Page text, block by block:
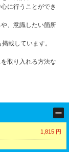
に行うことができ
、意識したい箇所
載しています。
取り入れる方法な
1,815 円